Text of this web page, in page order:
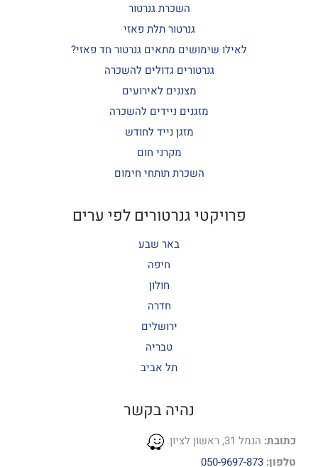
השכרת גנרטור
גנרטור תלת פאזי
לאילו שימושים מתאים גנרטור חד פאזי?
גנרטורים גדולים להשכרה
מצננים לאירועים
מזגנים ניידים להשכרה
מזגן נייד לחודש
מקרני חום
השכרת תותחי חימום
פרויקטי גנרטורים לפי ערים
באר שבע
חיפה
חולון
חדרה
ירושלים
טבריה
תל אביב
נהיה בקשר
כתובת: הנמל 31, ראשון לציון.
טלפון: 050-9697-873